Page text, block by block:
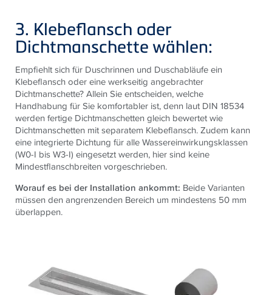
3. Klebeflansch oder
Dichtmanschette wählen:
Empfiehlt sich für Duschrinnen und Duschabläufe ein
Klebeflansch oder eine werkseitig angebrachter
Dichtmanschette? Allein Sie entscheiden, welche
Handhabung für Sie komfortabler ist, denn laut DIN 18534
werden fertige Dichtmanschetten gleich bewertet wie
Dichtmanschetten mit separatem Klebeflansch. Zudem kann
eine integrierte Dichtung für alleWassereinwirkungsklassen
(W0-I bis W3-I) eingesetzt werden, hier sind keine
Mindestflanschbreiten vorgeschrieben.
Worauf es bei der Installation ankommt: Beide Varianten
müssen den angrenzenden Bereich um mindestens 50 mm
überlappen.